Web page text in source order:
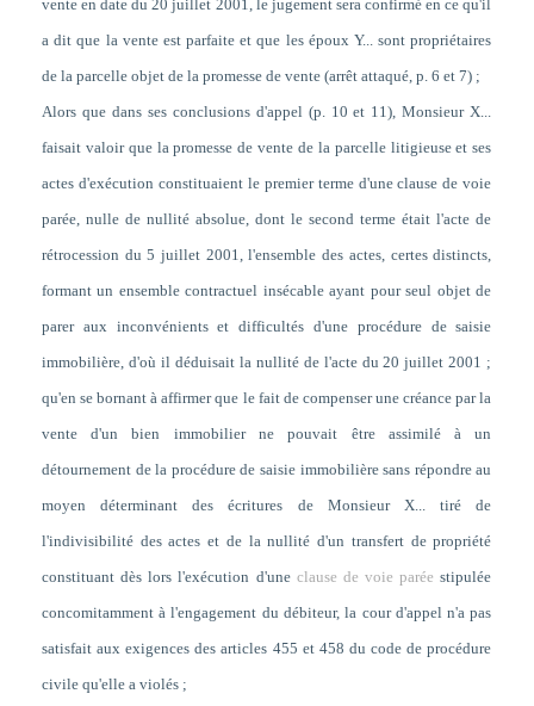
vente en date du 20 juillet 2001, le jugement sera confirmé en ce qu'il
a dit que la vente est parfaite et que les époux Y... sont propriétaires
de la parcelle objet de la promesse de vente (arrêt attaqué, p. 6 et 7) ;
Alors que dans ses conclusions d'appel (p. 10 et 11), Monsieur X...
faisait valoir que la promesse de vente de la parcelle litigieuse et ses
actes d'exécution constituaient le premier terme d'une clause de voie
parée, nulle de nullité absolue, dont le second terme était l'acte de
rétrocession du 5 juillet 2001, l'ensemble des actes, certes distincts,
formant un ensemble contractuel insécable ayant pour seul objet de
parer aux inconvénients et difficultés d'une procédure de saisie
immobilière, d'où il déduisait la nullité de l'acte du 20 juillet 2001 ;
qu'en se bornant à affirmer que le fait de compenser une créance par la
vente d'un bien immobilier ne pouvait être assimilé à un
détournement de la procédure de saisie immobilière sans répondre au
moyen déterminant des écritures de Monsieur X... tiré de
l'indivisibilité des actes et de la nullité d'un transfert de propriété
constituant dès lors l'exécution d'une clause de voie parée stipulée
concomitamment à l'engagement du débiteur, la cour d'appel n'a pas
satisfait aux exigences des articles 455 et 458 du code de procédure
civile qu'elle a violés ;